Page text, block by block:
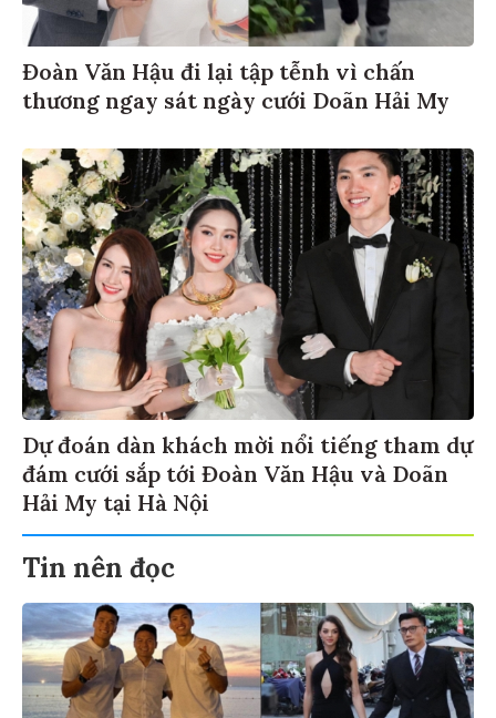
Đoàn Văn Hậu đi lại tập tễnh vì chấn
thương ngay sát ngày cưới Doãn Hải My
Dự đoán dàn khách mời nổi tiếng tham dự
đám cưới sắp tới Đoàn Văn Hậu và Doãn
Hải My tại Hà Nội
Tin nên đọc